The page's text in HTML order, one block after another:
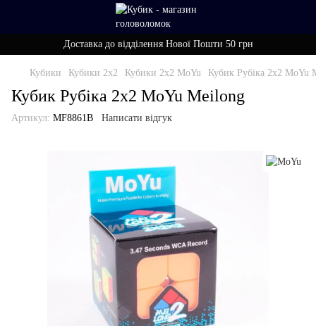
Доставка до відділення Нової Пошти 50 грн
Кубики Кубики 2x2 Кубики 2x2 MoYu Кубик Рубіка 2х2 MoYu
Кубик Рубіка 2х2 MoYu Meilong
Артикул: MF8861В Написати відгук